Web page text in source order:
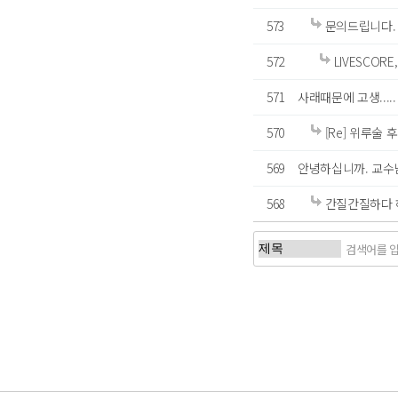
573
문의드립니다.
572
571
사래때문에 고생.....
570
[Re] 위루술
569
안녕하십니까. 교
568
간질간질하다